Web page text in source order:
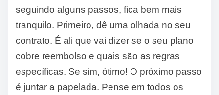
seguindo alguns passos, fica bem mais
tranquilo. Primeiro, dê uma olhada no seu
contrato. É ali que vai dizer se o seu plano
cobre reembolso e quais são as regras
específicas. Se sim, ótimo! O próximo passo
é juntar a papelada. Pense em todos os